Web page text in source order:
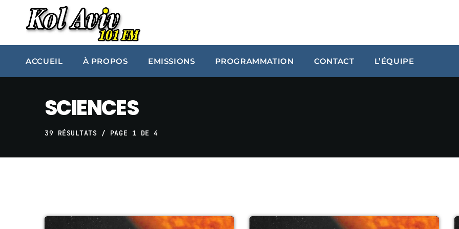
ACCUEIL À PROPOS EMISSIONS PROGRAMMATION CONTACT L’ÉQUIPE
ARCHIVES
UPCOMING SHOWS
SCIENCES
39 RÉSULTATS / PAGE 1 DE 4